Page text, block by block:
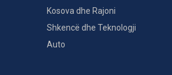
Kosova dhe Rajoni
Shkencë dhe Teknologji
Auto